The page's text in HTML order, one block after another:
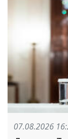
07.08.2026